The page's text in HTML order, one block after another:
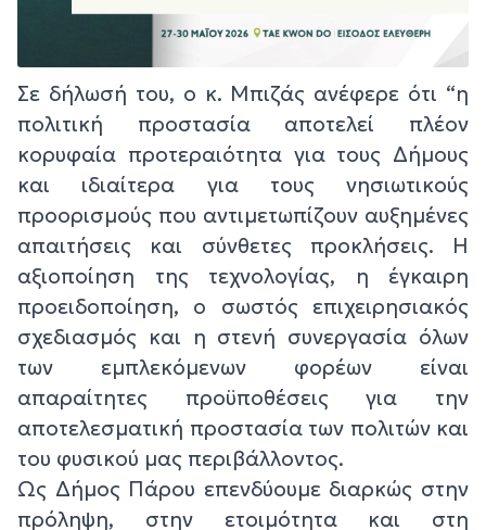
Σε δήλωσή του, ο κ. Μπιζάς ανέφερε ότι “η
πολιτική προστασία αποτελεί πλέον
κορυφαία προτεραιότητα για τους Δήμους
και ιδιαίτερα για τους νησιωτικούς
προορισμούς που αντιμετωπίζουν αυξημένες
απαιτήσεις και σύνθετες προκλήσεις. Η
αξιοποίηση της τεχνολογίας, η έγκαιρη
προειδοποίηση, ο σωστός επιχειρησιακός
σχεδιασμός και η στενή συνεργασία όλων
των εμπλεκόμενων φορέων είναι
απαραίτητες προϋποθέσεις για την
αποτελεσματική προστασία των πολιτών και
του φυσικού μας περιβάλλοντος.
Ως Δήμος Πάρου επενδύουμε διαρκώς στην
πρόληψη, στην ετοιμότητα και στη